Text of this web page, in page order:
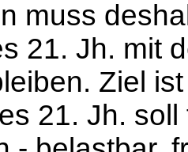
muss
21. Jh. mit
Ziel
21. Jh.